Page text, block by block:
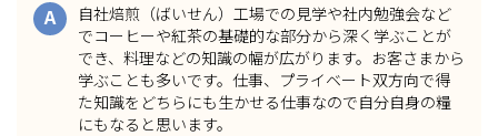
A
自社焙煎（ばいせん）工場での見学や社内勉強会など
でコーヒーや紅茶の基礎的な部分から深く学ぶことが
でき、料理などの知識の幅が広がります。お客さまから
学ぶことも多いです。 仕事、プライベート双方向で得
た知識をどちらにも生かせる仕事なので自分自身の糧
にもなる と思います。